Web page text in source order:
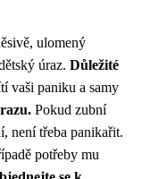
ulomený
úraz. Důležité
vaši paniku a samy
Pokud zubní
není třeba panikařit.
potřeby mu